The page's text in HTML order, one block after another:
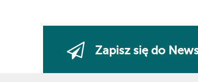
Zapisz się do